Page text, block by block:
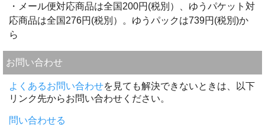
・メール便対応商品は全国200円(税別）、ゆうパケット対
応商品は全国276円(税別）。ゆうパックは739円(税別)か
ら
お問い合わせ
よくあるお問い合わせを見ても解決できないときは、以下
リンク先からお問い合わせください。
問い合わせる